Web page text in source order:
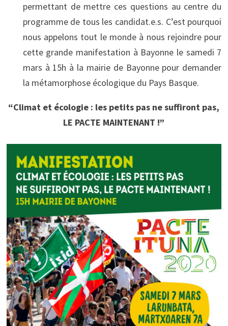
permettant de mettre ces questions au centre du
programme de tous les candidat.e.s. C’est pourquoi
nous appelons tout le monde à nous rejoindre pour
cette grande manifestation à Bayonne le samedi 7
mars à 15h à la mairie de Bayonne pour demander
la métamorphose écologique du Pays Basque.
“Climat et écologie : les petits pas ne suffiront pas,
LE PACTE MAINTENANT !”